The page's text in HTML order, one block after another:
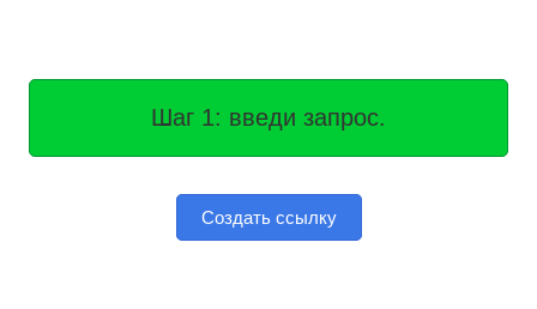
Шаг 1: введи запрос.
Создать ссылку